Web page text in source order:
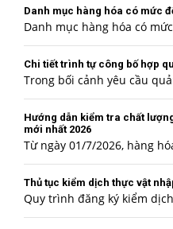
Danh mục hàng hóa có mức
Danh mục hàng hóa có
Chi tiết trình tự công bố hợp
Trong bối cảnh yêu cầu
Hướng dẫn kiểm tra chất
mới nhất 2026
Từ ngày 01/7/2026, hàng
Thủ tục kiểm dịch thực vật
Quy trình đăng ký kiểm